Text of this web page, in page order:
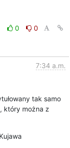
0
0
7:34 a.m.
tak samo
który można z